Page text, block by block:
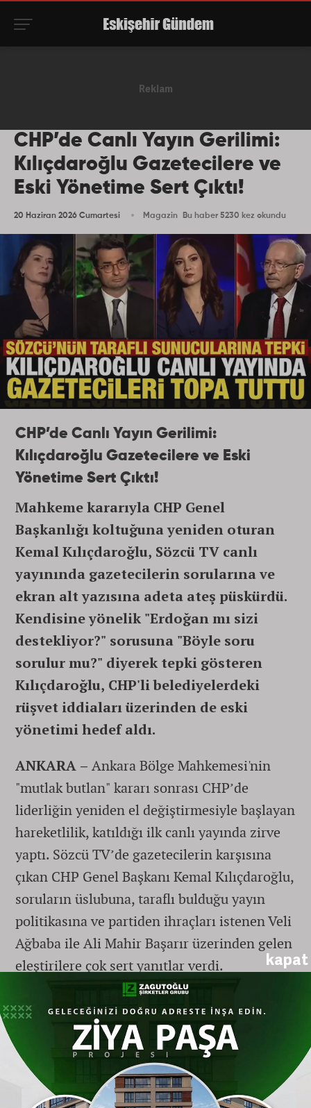
kapat
CHP’de Canlı Yayın Gerilimi:
Kılıçdaroğlu Gazetecilere ve
Eski Yönetime Sert Çıktı!
20 Haziran 2026 Cumartesi Magazin Bu haber 5230 kez okundu
CHP’de Canlı Yayın Gerilimi:
Kılıçdaroğlu Gazetecilere ve Eski
Yönetime Sert Çıktı!
Mahkeme kararıyla CHP Genel
Başkanlığı koltuğuna yeniden oturan
Kemal Kılıçdaroğlu, Sözcü TV canlı
yayınında gazetecilerin sorularına ve
ekran alt yazısına adeta ateş püskürdü.
Kendisine yönelik "Erdoğan mı sizi
destekliyor?" sorusuna "Böyle soru
sorulur mu?" diyerek tepki gösteren
Kılıçdaroğlu, CHP'li belediyelerdeki
rüşvet iddiaları üzerinden de eski
yönetimi hedef aldı.
ANKARA – Ankara Bölge Mahkemesi'nin
"mutlak butlan" kararı sonrası CHP’de
liderliğin yeniden el değiştirmesiyle başlayan
hareketlilik, katıldığı ilk canlı yayında zirve
yaptı. Sözcü TV’de gazetecilerin karşısına
çıkan CHP Genel Başkanı Kemal Kılıçdaroğlu,
soruların üslubuna, taraflı bulduğu yayın
politikasına ve partiden ihraçları istenen Veli
Ağbaba ile Ali Mahir Başarır üzerinden gelen
eleştirilere çok sert yanıtlar verdi.
Canlı Yayında Reklam Arası Verdiren Kriz:
Kılıçdaroğlu "Genel Başkan" Yazmayan
Kanala Çattı!
"Hangi Gazeteci Bu Soruyu Sorar Ya!"